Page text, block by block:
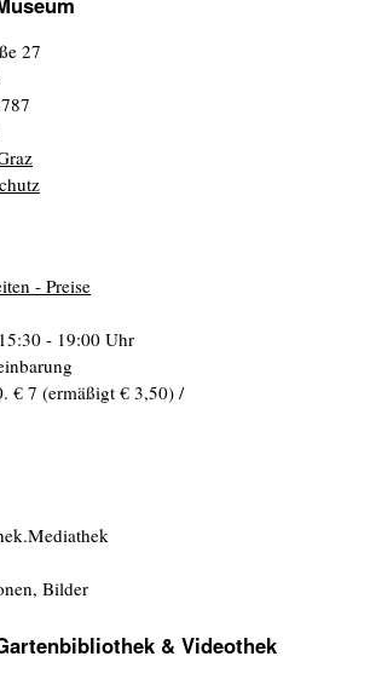
27
- Preise
- 19:00 Uhr
€ 7 (ermäßigt € 3,50) /
Bilder
& Videothek